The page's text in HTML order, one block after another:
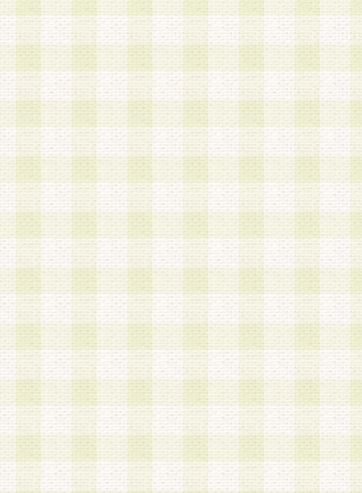
a.既に登録されている会員と同一のメールアドレ
録する場合
b.本サービスと同様のサービスを提供している企
業に従事していると思われる本人またはその家族
場合
c.その他当社が不適切と判断する場合
2.当社は、会員登録希望者を会員として承認する
した 場合、会員登録希望者による会員登録手続
による承認後の場合であっても、会員登録の取り
の抹消を、当社が適切と判 断する方法・手段に
とができるものとします。
3.会員登録希望者が18歳未満、成年被後見人、被
人 である場合は、親権者などの法定代理人の同
録を行うものとします。なお、義務教育学齢に該
者については、登録時に 当社が別途定める方法
権者による承認手続きを行うものとします。
第3条 会員の登録方法
1.会員登録手続きは、会員登録希望者本人が行う
る登録は一切認められないものとします。
2.会員登録希望者は、本規約に同意の後、当社指
画 面」において、当社が指定する必要事項を入